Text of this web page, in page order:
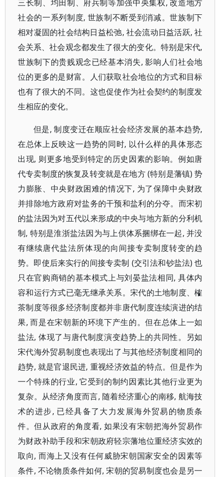
三长制、均田制、府兵制等加强中央集权, 改造地方
社会的一系列制度, 世族制不断受到消减。世族制下
相对凝固的社会结构日益松弛, 社会流动日益活跃, 社
会关系、社会观念都发生了很大的变化。特别是宋代,
世族制下的贵贱观念已经基本消失, 影响人们社会地
位的更多的是财富。人们获取社会地位的方式和目标
也有了很大的不同。这也促使作为社会契约的制度发
生相应的变化。
但是, 制度变迁在顺应社会经济发展的基本趋势,
在总体上反映这一趋势的同时, 以什么样的具体形态
出现, 则更多地受到特定的历史因素的影响。例如唐
代专卖制度的恢复及转变就是在地方 (特别是藩镇) 势
力膨胀、中央财政困难的情况下, 为了保障中央财政
并排除地方政府对盐务的干预和盐利的分夺。而宋初
的盐法因为对五代以来形成的中央与地方新的分利机
制, 特别是淮浙盐法因为与上供体系捆绑在一起, 并没
有继续唐代盐法所体现的向间接专卖制度转变的趋
势。即使后来实行的间接专卖制 (交引法和钞盐法) 也
只在官购商销的基本模式上与刘晏盐法相同, 具体内
容和运行方式已毫无继承关系。宋代的土地制度、榷
茶制度等很多经济制度都并非唐代制度连续演进的结
果, 而是在宋朝新的环境下产生的。但在总体上一如
盐法, 体现了与唐代制度演变趋势上的共同性。另如
宋代海外贸易制度也表现出了与其他经济制度相同的
趋势, 就是官退民进, 重视经济效益的特点。但是作为
一个特殊的行业, 它受到的制约因素比其他行业更为
复杂。从经济角度而言, 随着经济重心的南移, 航海技
术的进步, 已经具备了大力发展海外贸易的物质条
件。但从政府的角度看, 如果没有宋朝把海外贸易作
为财政补助手段和宋朝政府轻宗藩地位重经济实效的
取向, 而海上又没有任何威胁宋朝国家安全的因素等
条件, 不论物质条件如何, 宋朝的贸易制度也会是另一